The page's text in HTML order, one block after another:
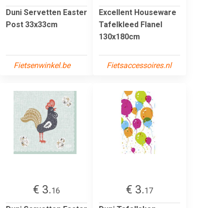
Duni Servetten Easter
Post 33x33cm
Fietsenwinkel.be
Excellent Houseware
Tafelkleed Flanel
130x180cm
Fietsaccessoires.nl
€ 3.16
€ 3.17